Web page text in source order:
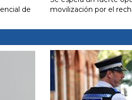
de
movilización por el